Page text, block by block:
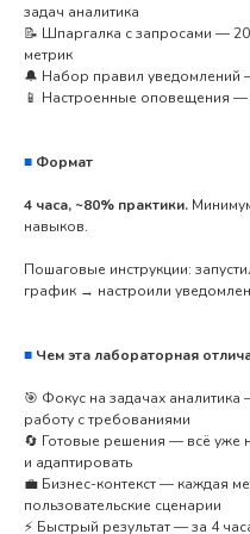
задач аналитика
📝 Шпаргалка с запросами —
метрик
🔔 Набор правил уведомлений
📱 Настроенные оповещения —
■ Формат
4 часа, ~80% практики.
навыков.
Пошаговые инструкции:
график → настроили
■ Чем эта лабораторная
🎯 Фокус на задачах
работу с требованиями
🔄 Готовые решения — всё уже
и адаптировать
💼 Бизнес-контекст — каждая
пользовательские сценарии
⚡️ Быстрый результат — за 4